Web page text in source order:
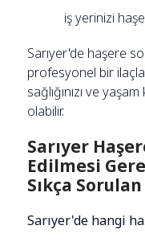
iş yerinizi
Sarıyer'de haşere
profesyonel bir
sağlığınızı ve
olabilir.
Sarıyer
Edilmesi
Sıkça
Sarıyer'de hangi